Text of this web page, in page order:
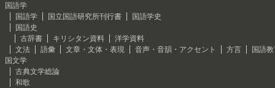
国語学
国語学
国立国語研究所刊行書
国語学史
国語史
古辞書
キリシタン資料
洋学資料
文法
語彙 文章・文体・表現 音声・音韻・アクセント 方言
国語
国文学
古典文学総論
和歌